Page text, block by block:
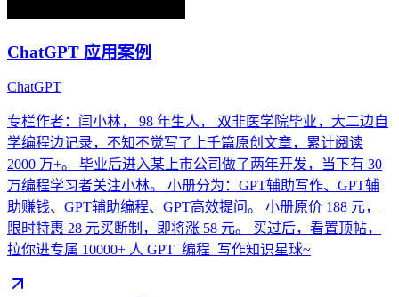
ChatGPT 应用案例
ChatGPT
专栏作者：闫小林， 98 年生人， 双非医学院毕业，大二边自
学编程边记录，不知不觉写了上千篇原创文章，累计阅读
2000 万+。 毕业后进入某上市公司做了两年开发，当下有 30
万编程学习者关注小林。 小册分为：GPT辅助写作、GPT辅
助赚钱、GPT辅助编程、GPT高效提问。 小册原价 188 元，
限时特惠 28 元买断制，即将涨 58 元。 买过后，看置顶帖，
拉你进专属 10000+ 人 GPT_编程_写作知识星球~